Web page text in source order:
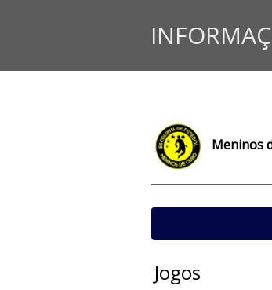
Meninos
Jogos